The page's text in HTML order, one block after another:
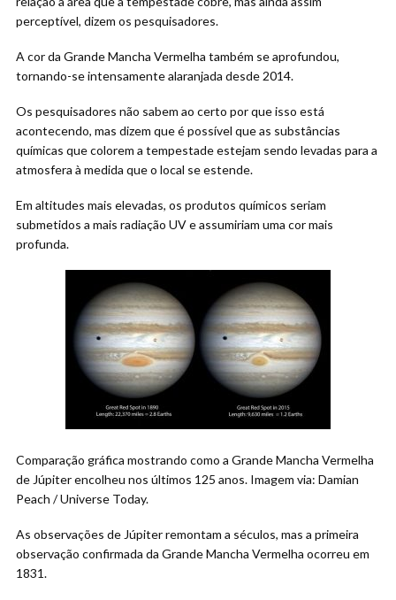
perceptível, dizem os pesquisadores.
A cor da Grande Mancha Vermelha também se aprofundou,
tornando-se intensamente alaranjada desde 2014.
Os pesquisadores não sabem ao certo por que isso está
acontecendo, mas dizem que é possível que as substâncias
químicas que colorem a tempestade estejam sendo levadas para a
atmosfera à medida que o local se estende.
Em altitudes mais elevadas, os produtos químicos seriam
submetidos a mais radiação UV e assumiriam uma cor mais
profunda.
Comparação gráfica mostrando como a Grande Mancha Vermelha
de Júpiter encolheu nos últimos 125 anos. Imagem via: Damian
Peach / Universe Today.
As observações de Júpiter remontam a séculos, mas a primeira
observação confirmada da Grande Mancha Vermelha ocorreu em
1831.